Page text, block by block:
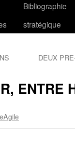
Bibliographie
stratégique
DEUX
ENTRE